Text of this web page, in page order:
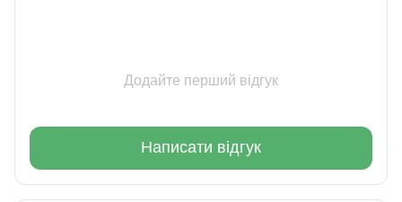
Додайте перший відгук
Написати відгук